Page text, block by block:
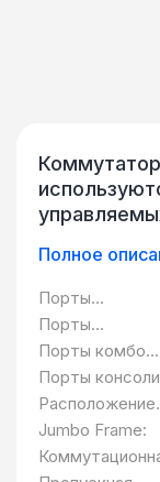
функций,
работы
сетевых
QSW-2850
доступа
множество
Полное
Порты
10/100BASE-T:
Порты
100/1000BASE-X
SFP:
Порты комбо
1000BASE-
Порты
Расположение
разъемов
питания:
Jumbo Frame:
матрица: